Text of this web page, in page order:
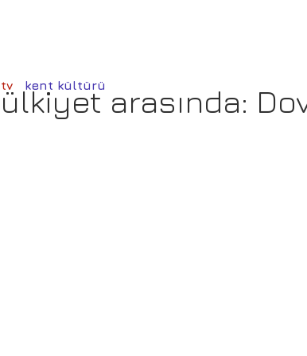
arasında:
kent kültürü